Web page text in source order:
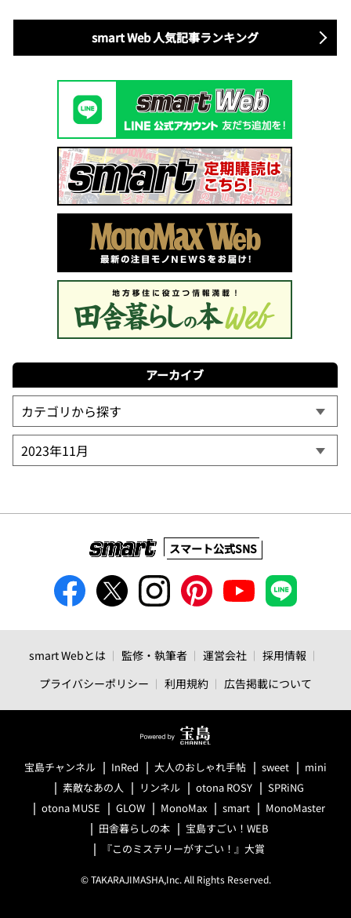
smart Web 人気記事ランキング
アーカイブ
スマート公式SNS
smart Webとは 監修・執筆者 運営会社
採用情報
プライバシーポリシー
利用規約 広告掲載について
宝島チャンネル InRed 大人のおしゃれ手帖 sweet
mini
素敵なあの人
リンネル otona ROSY
SPRiNG
otona MUSE
GLOW MonoMax smart
MonoMaster
田舎暮らしの本
宝島すごい！WEB
『このミステリーがすごい！』大賞
© TAKARAJIMASHA,Inc. All Rights Reserved.